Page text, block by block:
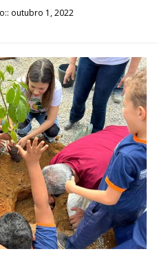
outubro 1, 2022